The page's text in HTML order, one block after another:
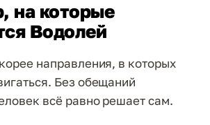
на которые
Водолей
направления, в которых
Без обещаний
всё равно решает сам.